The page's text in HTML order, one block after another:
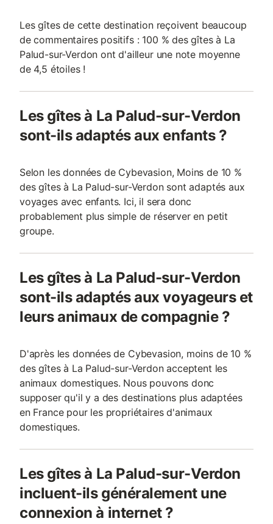
Les gîtes de cette destination reçoivent beaucoup
de commentaires positifs : 100 % des gîtes à La
Palud-sur-Verdon ont d'ailleur une note moyenne
de 4,5 étoiles !
Les gîtes à La Palud-sur-Verdon
sont-ils adaptés aux enfants ?
Selon les données de Cybevasion, Moins de 10 %
des gîtes à La Palud-sur-Verdon sont adaptés aux
voyages avec enfants. Ici, il sera donc
probablement plus simple de réserver en petit
groupe.
Les gîtes à La Palud-sur-Verdon
sont-ils adaptés aux voyageurs et
leurs animaux de compagnie ?
D'après les données de Cybevasion, moins de 10 %
des gîtes à La Palud-sur-Verdon acceptent les
animaux domestiques. Nous pouvons donc
supposer qu'il y a des destinations plus adaptées
en France pour les propriétaires d'animaux
domestiques.
Les gîtes à La Palud-sur-Verdon
incluent-ils généralement une
connexion à internet ?